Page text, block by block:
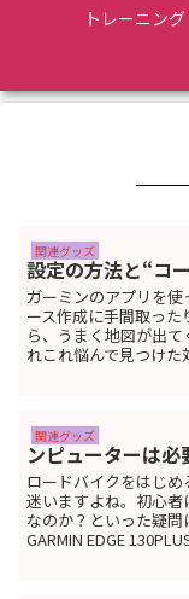
トレーニング
関連グッズ
設定の方法と“コ
ガーミンのアプリを
ース作成に手間取っ
ら、うまく地図が出
れこれ悩んで見つけた
関連グッズ
ンピューターは
ロードバイクをはじ
迷いますよね。初心
なのか？といった疑
GARMIN EDGE